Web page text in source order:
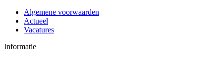
Algemene voorwaarden
Actueel
Vacatures
Informatie